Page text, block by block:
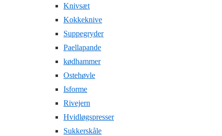
Knivsæt
Kokkeknive
Suppegryder
Paellapande
kødhammer
Ostehøvle
Isforme
Rivejern
Hvidløgspresser
Sukkerskåle